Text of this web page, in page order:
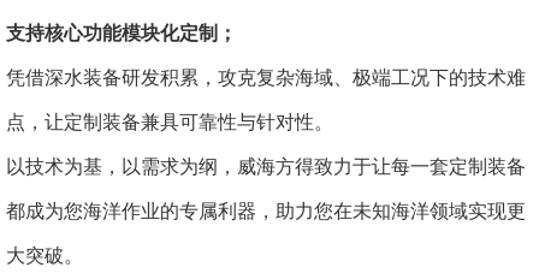
支持核心功能模块化定制；
凭借深水装备研发积累，攻克复杂海域、极端工况下的技术难
点，让定制装备兼具可靠性与针对性。
以技术为基，以需求为纲，威海方得致力于让每一套定制装备
都成为您海洋作业的专属利器，助力您在未知海洋领域实现更
大突破。